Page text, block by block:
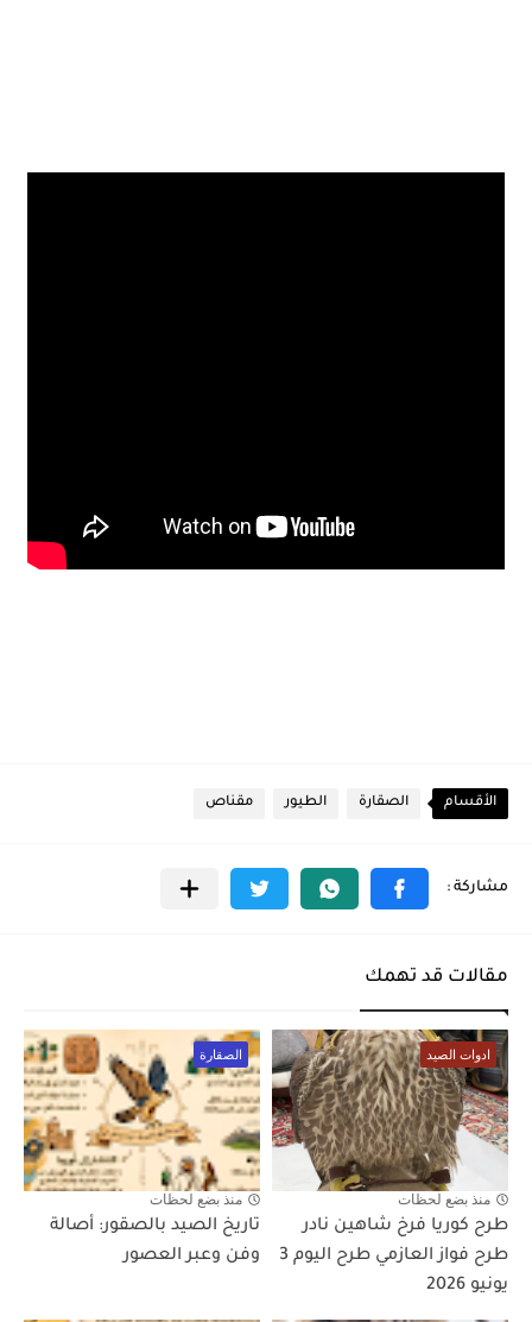
الأقسام الصقارة الطيور مقناص
مقالات قد تهمك
ادوات الصيد
منذ بضع لحظات
طرح كوريا فرخ شاهين نادر
طرح فواز العازمي طرح اليوم 3
يونيو 2026
الصقارة
منذ بضع لحظات
تاريخ الصيد بالصقور: أصالة
وفن وعبر العصور